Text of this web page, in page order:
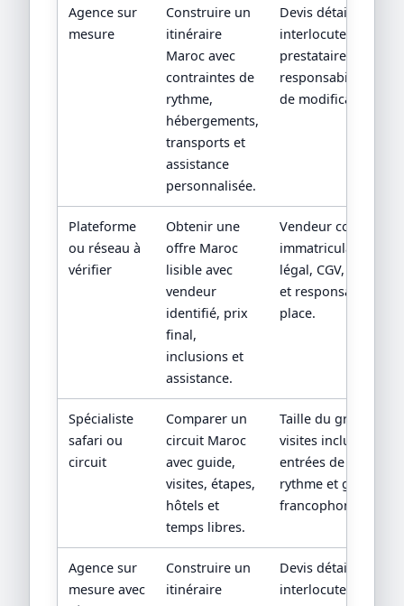
Agence sur
mesure
Construire un
itinéraire
Maroc avec
contraintes de
rythme,
hébergements,
transports et
assistance
personnalisée.
Devis détaillé,
interlocuteur,
prestataires locaux
responsabilités en
de modification.
Plateforme
ou réseau à
vérifier
Obtenir une
offre Maroc
lisible avec
vendeur
identifié, prix
final,
inclusions et
assistance.
Vendeur
immatriculation/
légal, CGV,
et responsabilité
place.
Spécialiste
safari ou
circuit
Comparer un
circuit Maroc
avec guide,
visites, étapes,
hôtels et
temps libres.
Taille du groupe,
visites incluses,
entrées de sites,
rythme et guide
francophone.
Agence sur
mesure avec
Construire un
itinéraire
Devis détaillé,
interlocuteur,